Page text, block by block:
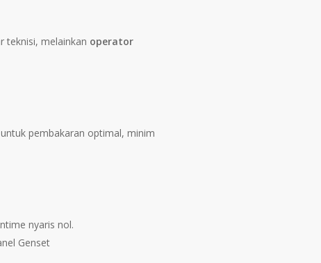
teknisi, melainkan operator
pembakaran optimal, minim
nyaris nol.